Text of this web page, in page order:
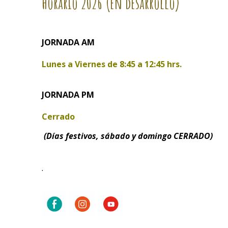
JORNADA AM
Lunes a Viernes de 8:45 a 12:45 hrs.
JORNADA PM
Cerrado
(Días festivos, sábado y domingo CERRADO)
.